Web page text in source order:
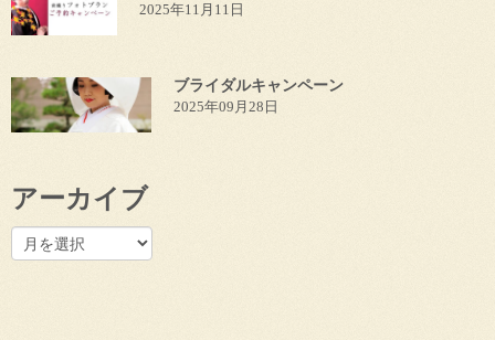
2025年11月11日
ブライダルキャンペーン
2025年09月28日
アーカイブ